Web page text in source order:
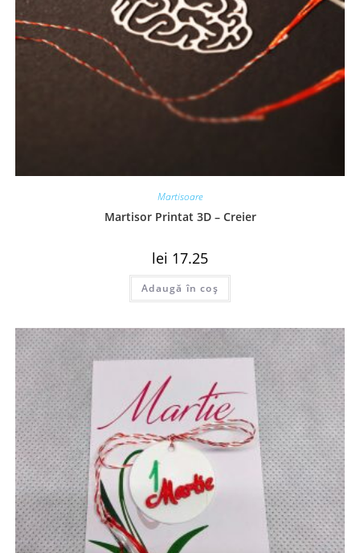
Martisoare
Martisor Printat 3D – Creier
lei 17.25
Adaugă în coș